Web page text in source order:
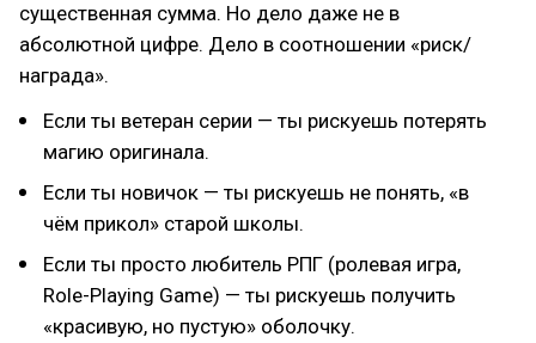
существенная сумма. Но дело даже не в
абсолютной цифре. Дело в соотношении «риск/
награда».
Если ты ветеран серии — ты рискуешь потерять
магию оригинала.
Если ты новичок — ты рискуешь не понять, «в
чём прикол» старой школы.
Если ты просто любитель РПГ (ролевая игра,
Role-Playing Game) — ты рискуешь получить
«красивую, но пустую» оболочку.